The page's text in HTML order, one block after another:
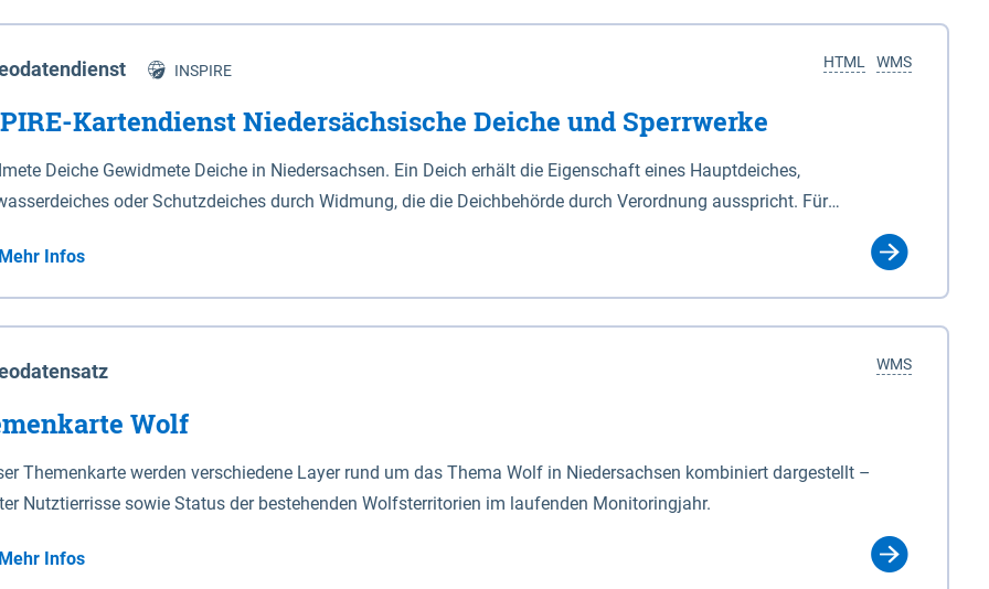
WMS
HTML
INSPIRE
Kartendienst Niedersächsische Deiche und Sperrwerke
Deiche Gewidmete Deiche in Niedersachsen. Ein Deich erhält die Eigenschaft eines Hauptdeiches,
oder Schutzdeiches durch Widmung, die die Deichbehörde durch Verordnung ausspricht. Für
Deiche gelten die Bestimmungen des Niedersächsischen Deichgesetzes (NDG). Die Widmung "2.Deichlinie" ist
Sperrwerke Sperrwerke sind Bauwerke mit Sperrvorrichtungen in Tidegewässern, die dem
eines Gebietes vor erhöhten Tiden, vor allem vor Sturmfluten, zu dienen bestimmt sind (§2 Abs.3 NDG). Ein Bauwerk
Art erhält die Eigenschaft eines Sperrwerkes durch Widmung, die die Deichbehörde durch Verordnung
Mehr Infos
WMS
Wolf
Themenkarte werden verschiedene Layer rund um das Thema Wolf in Niedersachsen kombiniert dargestellt –
Nutztierrisse sowie Status der bestehenden Wolfsterritorien im laufenden Monitoringjahr.
Mehr Infos